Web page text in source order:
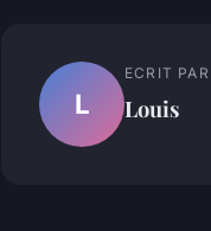
L
ECRIT PAR
Louis